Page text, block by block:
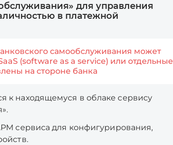
для управления
в платежной
самообслуживания может
(software as a service) или отдельные
на стороне банка
к находящемуся в облаке сервису
сервиса для конфигурирования,